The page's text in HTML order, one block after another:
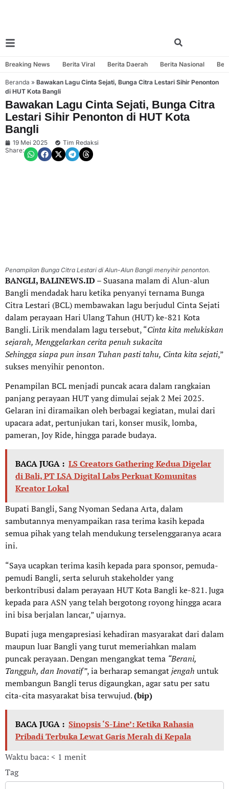
Breaking News Berita Viral Berita Daerah Berita Nasional
Beranda » Bawakan Lagu Cinta Sejati, Bunga Citra Lestari Sihir Penonton
di HUT Kota Bangli
Bawakan Lagu Cinta Sejati, Bunga Citra
Lestari Sihir Penonton di HUT Kota
Bangli
19 Mei 2025
Tim Redaksi
Share:
Penampilan Bunga Citra Lestari di Alun-Alun Bangli menyihir penonton.
BANGLI, BALINEWS.ID– Suasana malam di Alun-alun
Bangli mendadak haru ketika penyanyi ternama Bunga
Citra Lestari (BCL) membawakan lagu berjudul Cinta Sejati
dalam perayaan Hari Ulang Tahun (HUT) ke-821 Kota
Bangli. Lirik mendalam lagu tersebut, “Cinta kita melukiskan
sejarah, Menggelarkan cerita penuh sukacita
Sehingga siapa pun insan Tuhan pasti tahu, Cinta kita sejati,”
sukses menyihir penonton.
Penampilan BCL menjadi puncak acara dalam rangkaian
panjang perayaan HUT yang dimulai sejak 2 Mei 2025.
Gelaran ini diramaikan oleh berbagai kegiatan, mulai dari
upacara adat, pertunjukan tari, konser musik, lomba,
pameran, Joy Ride, hingga parade budaya.
BACA JUGA : LS Creators Gathering Kedua Digelar
di Bali, PT LSA Digital Labs Perkuat Komunitas
Kreator Lokal
Bupati Bangli, Sang Nyoman Sedana Arta, dalam
sambutannya menyampaikan rasa terima kasih kepada
semua pihak yang telah mendukung terselenggaranya acara
ini.
“Saya ucapkan terima kasih kepada para sponsor, pemuda-
pemudi Bangli, serta seluruh stakeholder yang
berkontribusi dalam perayaan HUT Kota Bangli ke-821. Juga
kepada para ASN yang telah bergotong royong hingga acara
ini bisa berjalan lancar,” ujarnya.
Bupati juga mengapresiasi kehadiran masyarakat dari dalam
maupun luar Bangli yang turut memeriahkan malam
puncak perayaan. Dengan mengangkat tema “Berani,
Tangguh, dan Inovatif”, ia berharap semangatjengah untuk
membangun Bangli terus digaungkan, agar satu per satu
cita-cita masyarakat bisa terwujud.(bip)
BACA JUGA : Sinopsis ‘S-Line’: Ketika Rahasia
Pribadi Terbuka Lewat Garis Merah di Kepala
Waktu baca: < 1 menit
Tag